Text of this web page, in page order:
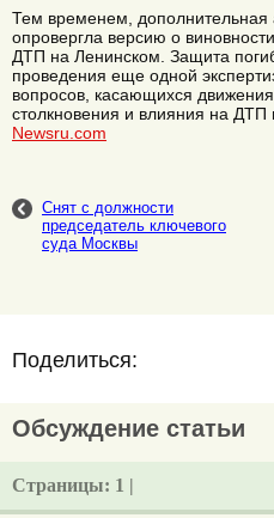
Тем временем, дополнительная
опровергла версию о
ДТП на Ленинском. Защита
проведения еще одной
вопросов, касающихся
столкновения и влияния на ДТП
Newsru.com
Снят с должности
председатель ключевого
суда Москвы
Поделиться:
Обсуждение статьи
Страницы: 1 |